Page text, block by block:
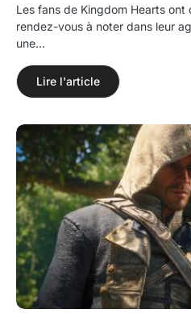
Les fans de Kingdom Hearts ont
rendez-vous à noter dans leur
une…
Lire l'article